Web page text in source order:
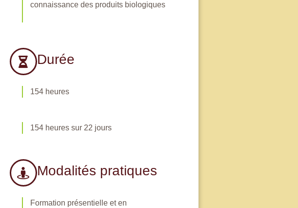
connaissance des produits biologiques
Durée
154 heures
154 heures sur 22 jours
Modalités pratiques
Formation présentielle et en